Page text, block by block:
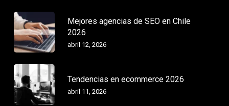
Mejores agencias de SEO en Chile
2026
abril 12, 2026
Tendencias en ecommerce 2026
abril 11, 2026